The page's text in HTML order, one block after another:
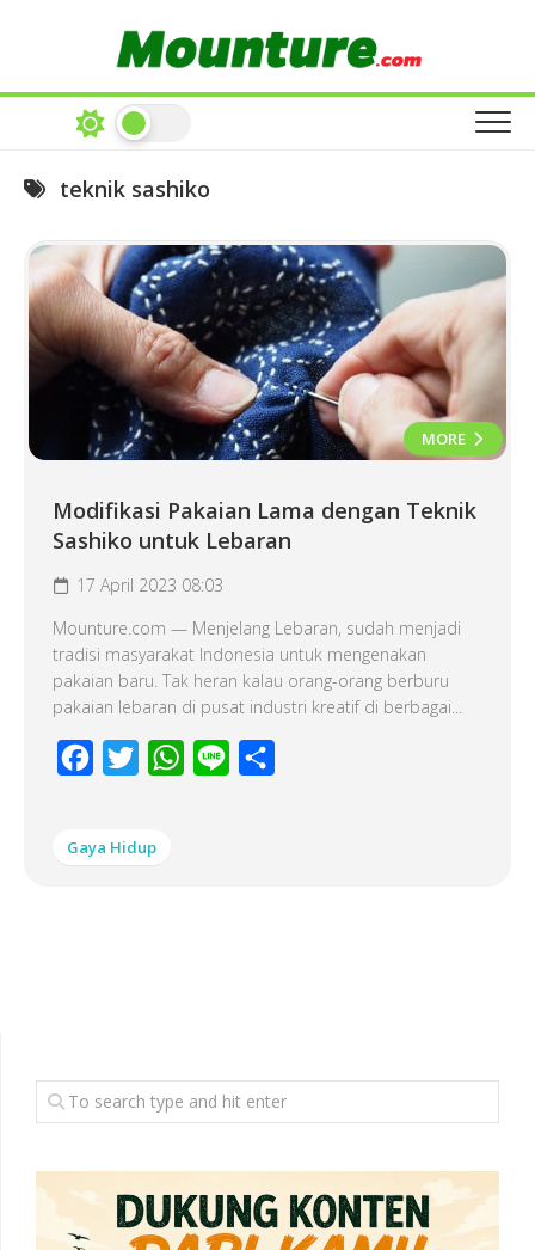
teknik sashiko
MORE
Modifikasi Pakaian Lama dengan Teknik
Sashiko untuk Lebaran
17 April 2023 08:03
Mounture.com — Menjelang Lebaran, sudah menjadi
tradisi masyarakat Indonesia untuk mengenakan
pakaian baru. Tak heran kalau orang-orang berburu
pakaian lebaran di pusat industri kreatif di berbagai...
Facebook
Twitter WhatsApp
Line
Gaya Hidup